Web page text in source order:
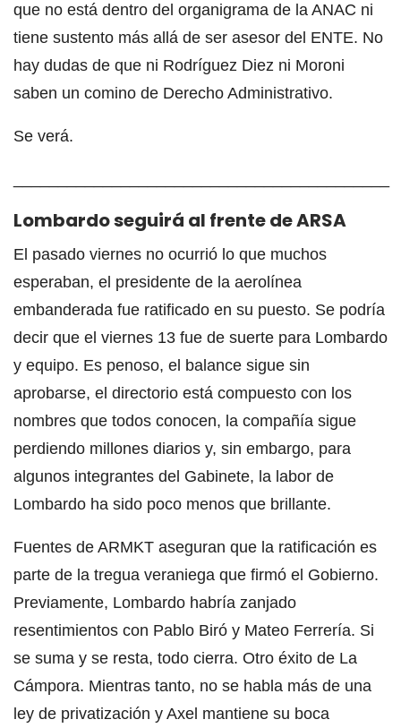
que no está dentro del organigrama de la ANAC ni
tiene sustento más allá de ser asesor del ENTE. No
hay dudas de que ni Rodríguez Diez ni Moroni
saben un comino de Derecho Administrativo.
Se verá.
Lombardo seguirá al frente de ARSA
El pasado viernes no ocurrió lo que muchos
esperaban, el presidente de la aerolínea
embanderada fue ratificado en su puesto. Se podría
decir que el viernes 13 fue de suerte para Lombardo
y equipo. Es penoso, el balance sigue sin
aprobarse, el directorio está compuesto con los
nombres que todos conocen, la compañía sigue
perdiendo millones diarios y, sin embargo, para
algunos integrantes del Gabinete, la labor de
Lombardo ha sido poco menos que brillante.
Fuentes de ARMKT aseguran que la ratificación es
parte de la tregua veraniega que firmó el Gobierno.
Previamente, Lombardo habría zanjado
resentimientos con Pablo Biró y Mateo Ferrería. Si
se suma y se resta, todo cierra. Otro éxito de La
Cámpora. Mientras tanto, no se habla más de una
ley de privatización y Axel mantiene su boca